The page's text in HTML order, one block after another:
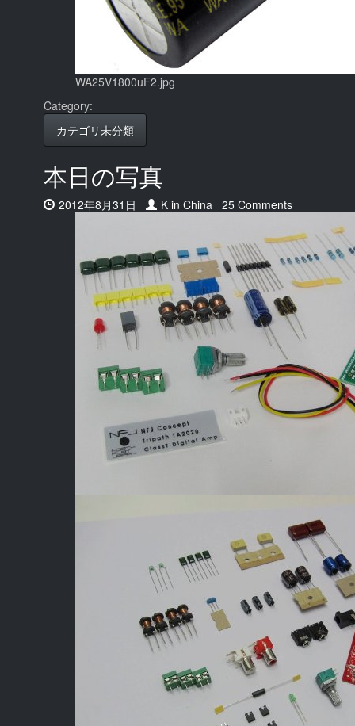
WA25V1800uF2.jpg
Category:
カテゴリ未分類
本日の写真
Date:
2012年8月31日 Author:
K in China 25 Comments